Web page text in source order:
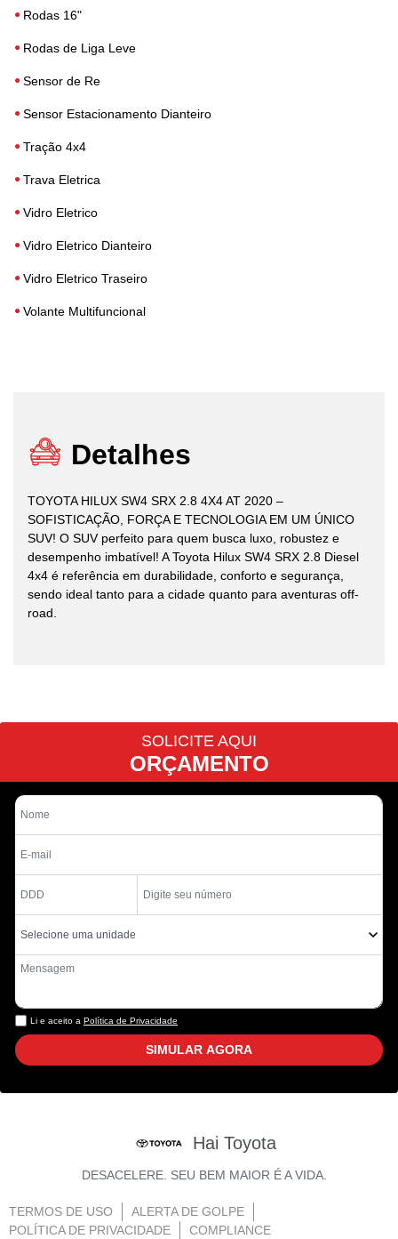
Rodas 16"
Rodas de Liga Leve
Sensor de Re
Sensor Estacionamento Dianteiro
Tração 4x4
Trava Eletrica
Vidro Eletrico
Vidro Eletrico Dianteiro
Vidro Eletrico Traseiro
Volante Multifuncional
Detalhes
TOYOTA HILUX SW4 SRX 2.8 4X4 AT 2020 –
SOFISTICAÇÃO, FORÇA E TECNOLOGIA EM UM ÚNICO
SUV! O SUV perfeito para quem busca luxo, robustez e
desempenho imbatível! A Toyota Hilux SW4 SRX 2.8 Diesel
4x4 é referência em durabilidade, conforto e segurança,
sendo ideal tanto para a cidade quanto para aventuras off-
road.
SOLICITE AQUI
ORÇAMENTO
Li e aceito a Política de Privacidade
SIMULAR AGORA
Hai Toyota
DESACELERE. SEU BEM MAIOR É A VIDA.
TERMOS DE USO
ALERTA DE GOLPE
POLÍTICA DE PRIVACIDADE
COMPLIANCE